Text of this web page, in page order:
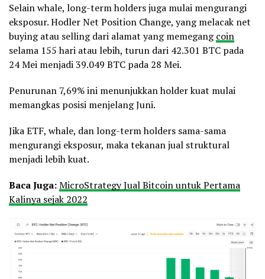
Selain whale, long-term holders juga mulai mengurangi
eksposur. Hodler Net Position Change, yang melacak net
buying atau selling dari alamat yang memegangcoin
selama 155 hari atau lebih, turun dari 42.301 BTC pada
24 Mei menjadi 39.049 BTC pada 28 Mei.
Penurunan 7,69% ini menunjukkan holder kuat mulai
memangkas posisi menjelang Juni.
Jika ETF, whale, dan long-term holders sama-sama
mengurangi eksposur, maka tekanan jual struktural
menjadi lebih kuat.
Baca Juga:MicroStrategy Jual Bitcoin untuk Pertama
Kalinya sejak 2022